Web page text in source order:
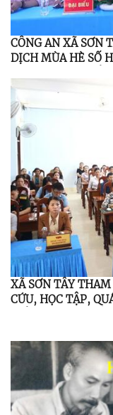
CÔNG AN XÃ SƠN
DỊCH MÙA HÈ SỐ
2026
XÃ SƠN TÂY
CỨU, HỌC TẬP,